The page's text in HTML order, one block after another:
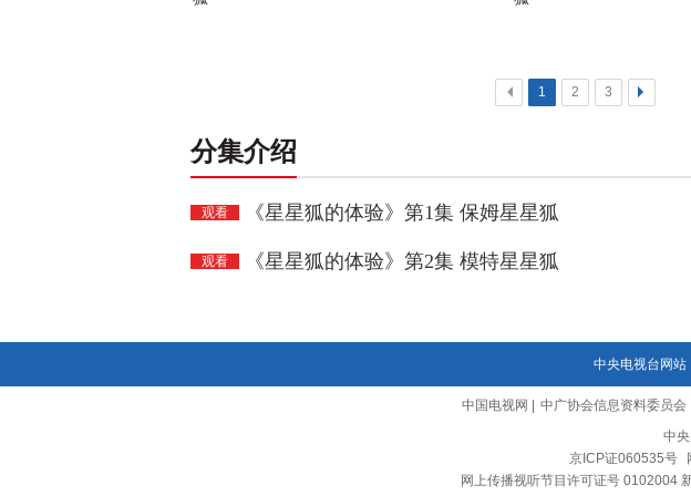
< 1 2 3 >
分集介绍
观看 《星星狐的体验》第1集 保姆星星狐
观看 《星星狐的体验》第2集 模特星星狐
中央电视台网站
中国电视网 中广协会信息资料委员会
中
京ICP证060535号
网上传播视听节目许可证号 0102004